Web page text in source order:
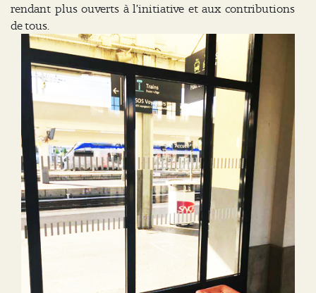
rendant plus ouverts à l’initiative et aux contributions
de tous.